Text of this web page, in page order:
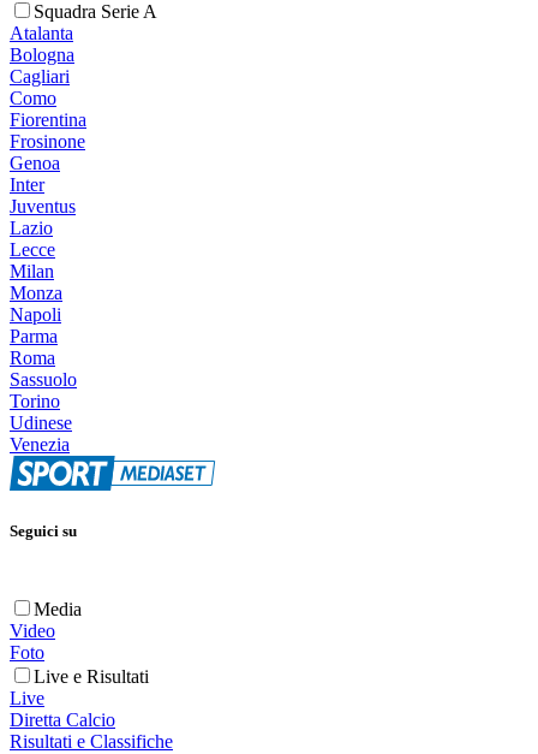
Squadra Serie A
Atalanta
Bologna
Cagliari
Como
Fiorentina
Frosinone
Genoa
Inter
Juventus
Lazio
Lecce
Milan
Monza
Napoli
Parma
Roma
Sassuolo
Torino
Udinese
Venezia
Seguici su
Media
Video
Foto
Live e Risultati
Live
Diretta Calcio
Risultati e Classifiche